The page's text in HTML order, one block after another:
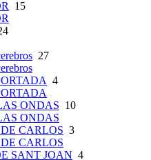
15
27
4
ONDAS 10
ONDAS
CARLOS 3
CARLOS
SANT JOAN 4